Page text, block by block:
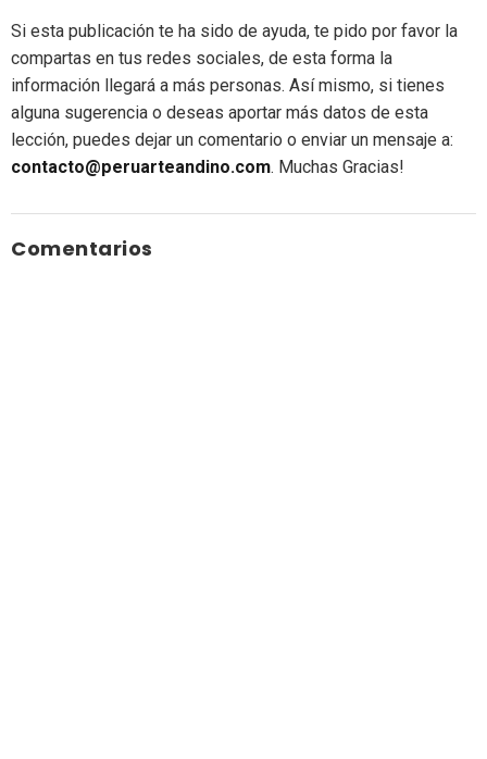
Si esta publicación te ha sido de ayuda, te pido por favor la
compartas en tus redes sociales, de esta forma la
información llegará a más personas. Así mismo, si tienes
alguna sugerencia o deseas aportar más datos de esta
lección, puedes dejar un comentario o enviar un mensaje a:
contacto@peruarteandino.com. Muchas Gracias!
Comentarios